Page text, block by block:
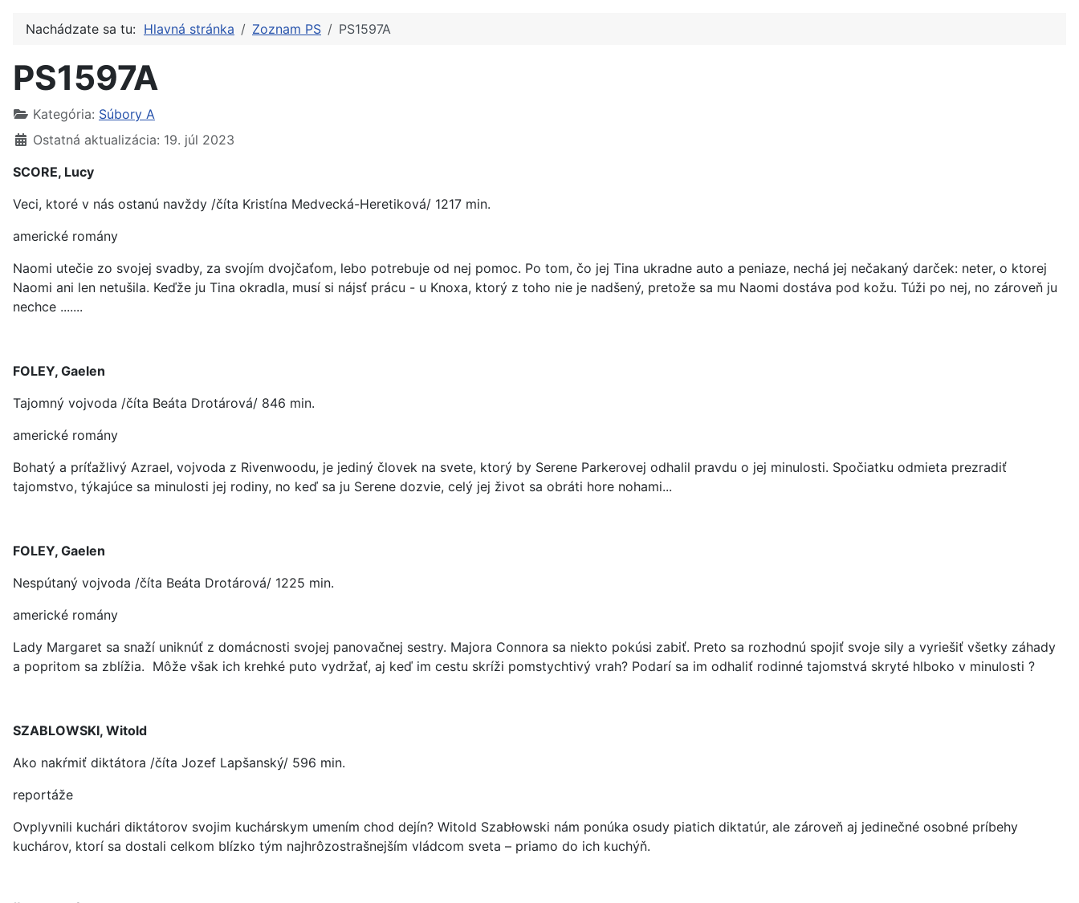
Nachádzate sa tu: Hlavná stránka Zoznam PS PS1597A
PS1597A
Kategória: Súbory A
Ostatná aktualizácia: 19. júl 2023
SCORE, Lucy
Veci, ktoré v nás ostanú navždy /číta Kristína Medvecká-Heretiková/ 1217 min.
americké romány
Naomi utečie zo svojej svadby, za svojím dvojčaťom, lebo potrebuje od nej pomoc. Po tom, čo jej Tina ukradne auto a peniaze, nechá jej nečakaný darček: neter, o ktorej
Naomi ani len netušila. Keďže ju Tina okradla, musí si nájsť prácu - u Knoxa, ktorý z toho nie je nadšený, pretože sa mu Naomi dostáva pod kožu. Túži po nej, no zároveň ju
nechce .......
FOLEY, Gaelen
Tajomný vojvoda /číta Beáta Drotárová/ 846 min.
americké romány
Bohatý a príťažlivý Azrael, vojvoda z Rivenwoodu, je jediný človek na svete, ktorý by Serene Parkerovej odhalil pravdu o jej minulosti. Spočiatku odmieta prezradiť
tajomstvo, týkajúce sa minulosti jej rodiny, no keď sa ju Serene dozvie, celý jej život sa obráti hore nohami...
FOLEY, Gaelen
Nespútaný vojvoda /číta Beáta Drotárová/ 1225 min.
americké romány
Lady Margaret sa snaží uniknúť z domácnosti svojej panovačnej sestry. Majora Connora sa niekto pokúsi zabiť. Preto sa rozhodnú spojiť svoje sily a vyriešiť všetky záhady
a popritom sa zblížia. Môže však ich krehké puto vydržať, aj keď im cestu skríži pomstychtivý vrah? Podarí sa im odhaliť rodinné tajomstvá skryté hlboko v minulosti ?
SZABLOWSKI, Witold
Ako nakŕmiť diktátora /číta Jozef Lapšanský/ 596 min.
reportáže
Ovplyvnili kuchári diktátorov svojim kuchárskym umením chod dejín? Witold Szabłowski nám ponúka osudy piatich diktatúr, ale zároveň aj jedinečné osobné príbehy
kuchárov, ktorí sa dostali celkom blízko tým najhrôzostrašnejším vládcom sveta – priamo do ich kuchýň.